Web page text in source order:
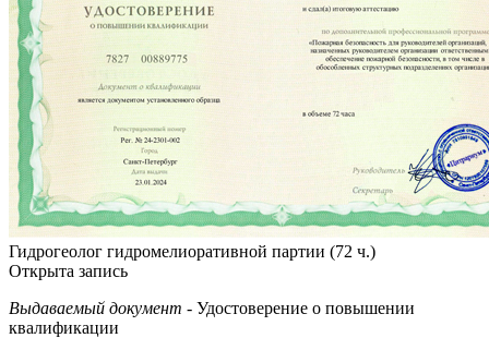
Гидрогеолог гидромелиоративной партии (72 ч.)
Открыта запись
Выдаваемый документ - Удостоверение о повышении
квалификации